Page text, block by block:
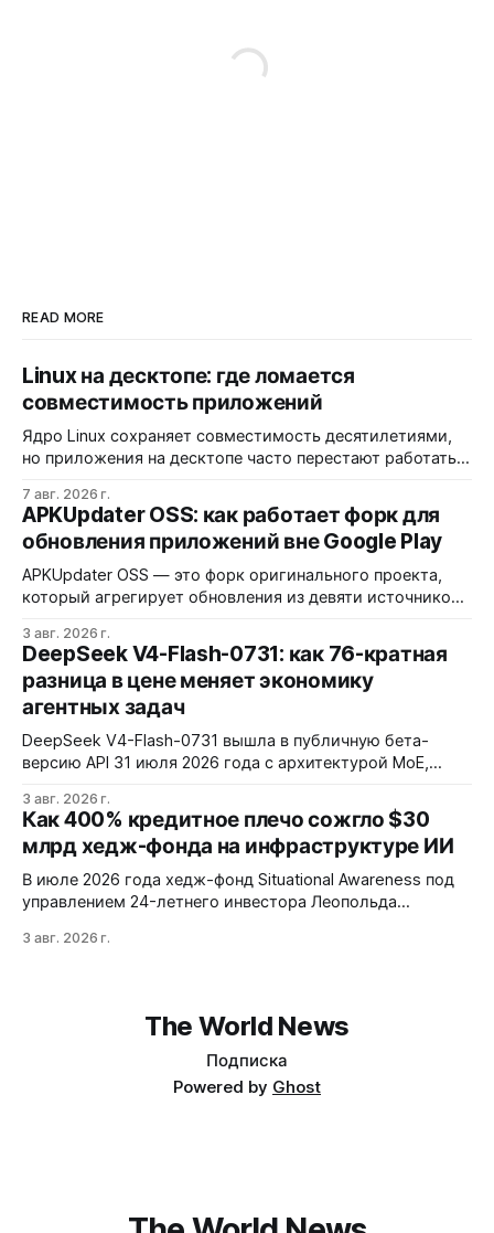
READ MORE
Linux на десктопе: где ломается
совместимость приложений
Ядро Linux сохраняет совместимость десятилетиями,
но приложения на десктопе часто перестают работать
Разработчики обвиняют GNOME и дистрибутивы в
создании искусственных барьеров, а пользователи
платят за это нестабильностью.
7 авг. 2026 г.
APKUpdater OSS: как работает форк для
обновления приложений вне Google Play
APKUpdater OSS — это форк оригинального проекта,
который агрегирует обновления из девяти источников,
установку через Session Installer, Root или Shizuku, но
требует ручной проверки безопасности APK и зависит
от качества метаданных в источниках.
3 авг. 2026 г.
DeepSeek V4-Flash-0731: как 76-кратная
разница в цене меняет экономику
агентных задач
DeepSeek V4-Flash-0731 вышла в публичную бета-
версию API 31 июля 2026 года с архитектурой MoE,
1M токенов. При типичной агентной нагрузке модель
обходится в $0,0096 за запуск против $0,7324 у Claude
Opus 4.8, но уступает в задачах с vision и comp…
3 авг. 2026 г.
Как 400% кредитное плечо сожгло $30
млрд хедж-фонда на инфраструктуре ИИ
В июле 2026 года хедж-фонд Situational Awareness под
управлением 24-летнего инвестора Леопольда
потеряв $30 млрд за месяц. Причина — маржин-коллы
3 авг. 2026 г.
The World News
Подписка
Powered by Ghost